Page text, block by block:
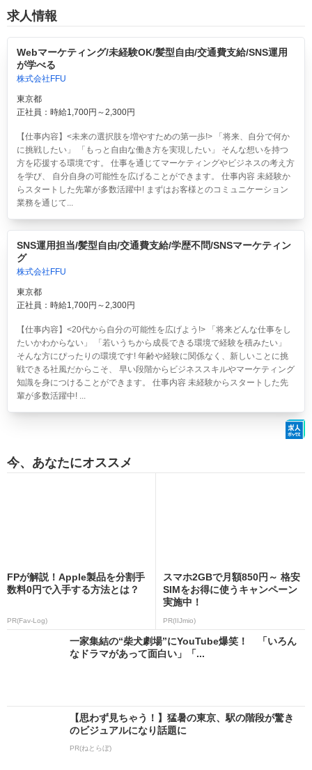
求人情報
Webマーケティング/未経験OK/髪型自由/交通費支給/SNS運用
が学べる
株式会社FFU
東京都
正社員：時給1,700円～2,300円
【仕事内容】<未来の選択肢を増やすための第一歩!> 「将来、自分で何か
に挑戦したい」 「もっと自由な働き方を実現したい」 そんな想いを持つ
方を応援する環境です。 仕事を通じてマーケティングやビジネスの考え方
を学び、 自分自身の可能性を広げることができます。 仕事内容 未経験か
らスタートした先輩が多数活躍中! まずはお客様とのコミュニケーション
業務を通じて...
SNS運用担当/髪型自由/交通費支給/学歴不問/SNSマーケティン
グ
株式会社FFU
東京都
正社員：時給1,700円～2,300円
【仕事内容】<20代から自分の可能性を広げよう!> 「将来どんな仕事をし
たいかわからない」 「若いうちから成長できる環境で経験を積みたい」
そんな方にぴったりの環境です! 年齢や経験に関係なく、新しいことに挑
戦できる社風だからこそ、 早い段階からビジネススキルやマーケティング
知識を身につけることができます。 仕事内容 未経験からスタートした先
輩が多数活躍中! ...
今、あなたにオススメ
FPが解説！Apple製品を分割手
数料0円で入手する方法とは？
PR(Fav-Log)
スマホ2GBで月額850円～ 格安
SIMをお得に使うキャンペーン
実施中！
PR(IIJmio)
一家集結の“柴犬劇場”にYouTube爆笑！ 「いろん
なドラマがあって面白い」「...
【思わず見ちゃう！】猛暑の東京、駅の階段が驚き
のビジュアルになり話題に
PR(ねとらぼ)